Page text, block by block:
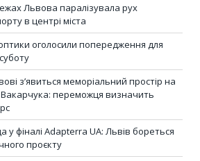
Львова паралізувала рух
в центрі міста
оголосили попередження для
з’явиться меморіальний простір на
переможця визначить
фіналі Adapterra UA: Львів бореться
проєкту